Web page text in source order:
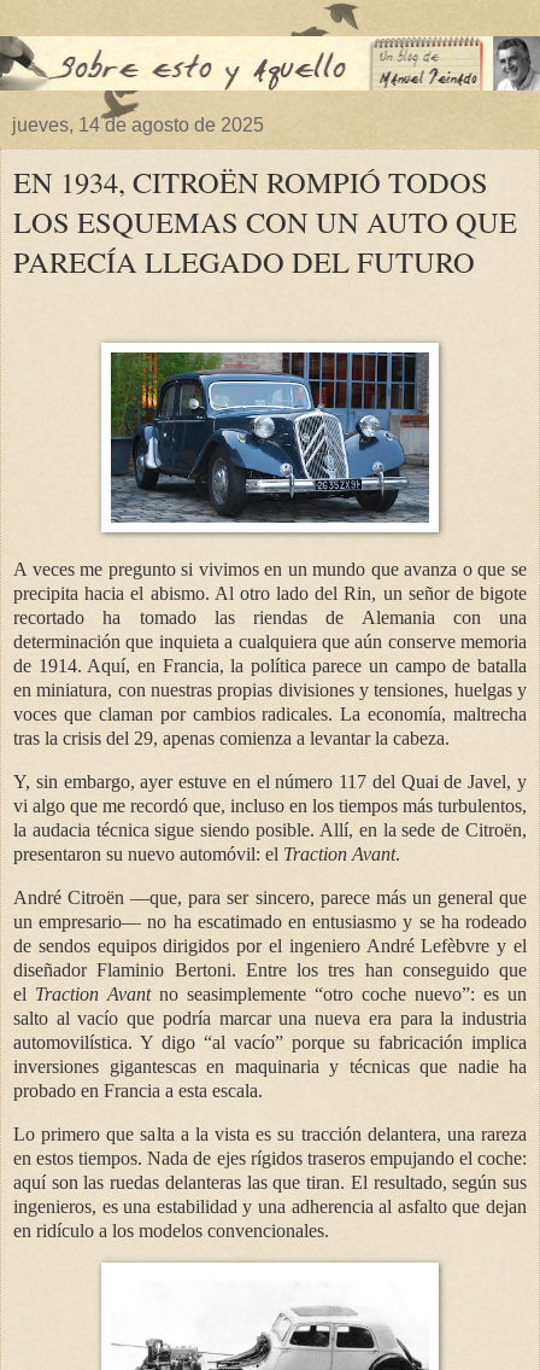
jueves, 14 de agosto de 2025
EN 1934, CITROËN ROMPIÓ TODOS
LOS ESQUEMAS CON UN AUTO QUE
PARECÍA LLEGADO DEL FUTURO
A veces me pregunto si vivimos en un mundo que avanza o que se
precipita hacia el abismo. Al otro lado del Rin, un señor de bigote
recortado ha tomado las riendas de Alemania con una
determinación que inquieta a cualquiera que aún conserve memoria
de 1914. Aquí, en Francia, la política parece un campo de batalla
en miniatura, con nuestras propias divisiones y tensiones, huelgas y
voces que claman por cambios radicales. La economía, maltrecha
tras la crisis del 29, apenas comienza a levantar la cabeza.
Y, sin embargo, ayer estuve en el número 117 del Quai de Javel, y
vi algo que me recordó que, incluso en los tiempos más turbulentos,
la audacia técnica sigue siendo posible. Allí, en la sede de Citroën,
presentaron su nuevo automóvil: el Traction Avant.
André Citroën —que, para ser sincero, parece más un general que
un empresario— no ha escatimado en entusiasmo y se ha rodeado
de sendos equipos dirigidos por el ingeniero André Lefèbvre y el
diseñador Flaminio Bertoni. Entre los tres han conseguido que
el Traction Avantno seasimplemente “otro coche nuevo”: es un
salto al vacío que podría marcar una nueva era para la industria
automovilística. Y digo “al vacío” porque su fabricación implica
inversiones gigantescas en maquinaria y técnicas que nadie ha
probado en Francia a esta escala.
Lo primero que salta a la vista es su tracción delantera, una rareza
en estos tiempos. Nada de ejes rígidos traseros empujando el coche:
aquí son las ruedas delanteras las que tiran. El resultado, según sus
ingenieros, es una estabilidad y una adherencia al asfalto que dejan
en ridículo a los modelos convencionales.